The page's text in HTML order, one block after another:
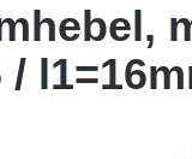
/